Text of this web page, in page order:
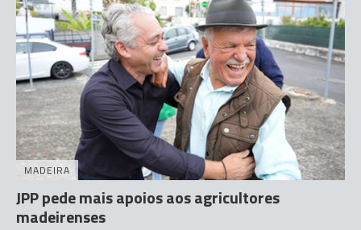
MADEIRA
JPP pede mais apoios aos agricultores
madeirenses